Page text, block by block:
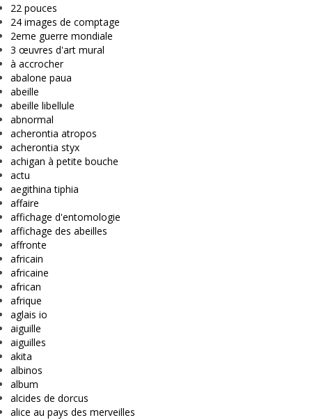
22 pouces
24 images de comptage
2eme guerre mondiale
3 œuvres d'art mural
à accrocher
abalone paua
abeille
abeille libellule
abnormal
acherontia atropos
acherontia styx
achigan à petite bouche
actu
aegithina tiphia
affaire
affichage d'entomologie
affichage des abeilles
affronte
africain
africaine
african
afrique
aglais io
aiguille
aiguilles
akita
albinos
album
alcides de dorcus
alice au pays des merveilles